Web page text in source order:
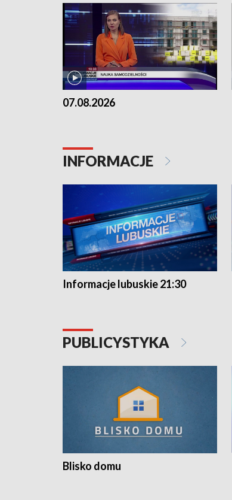
07.08.2026
INFORMACJE
Informacje lubuskie 21:30
PUBLICYSTYKA
Blisko domu